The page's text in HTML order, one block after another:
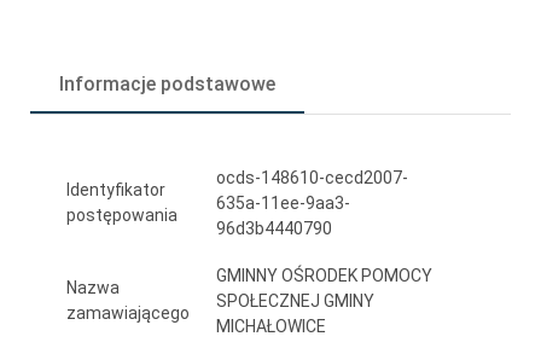
z
elektrycznym”
Informacje podstawowe
Identyfikator
postępowania
ocds-148610-cecd2007-
635a-11ee-9aa3-
96d3b4440790
Nazwa
zamawiającego
GMINNY OŚRODEK POMOCY
SPOŁECZNEJ GMINY
MICHAŁOWICE